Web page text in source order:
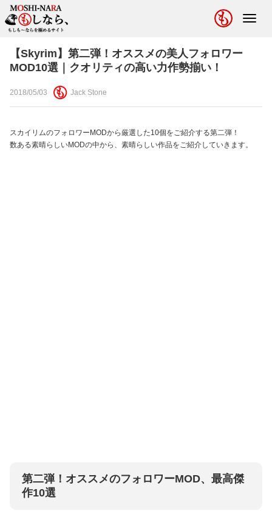
【Skyrim】第二弾！オススメの美人フォロワー
MOD10選｜クオリティの高い力作勢揃い！
2018/05/03 Jack Stone
スカイリムのフォロワーMODから厳選した10個をご紹介する第二弾！
数ある素晴らしいMODの中から、素晴らしい作品をご紹介していきます。
第二弾！オススメのフォロワーMOD、最高傑
作10選